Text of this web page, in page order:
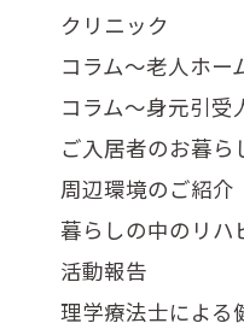
クリニック
コラム～老人ホー
コラム～身元引
ご入居者のお暮ら
周辺環境のご紹介
暮らしの中のリハ
活動報告
理学療法士による